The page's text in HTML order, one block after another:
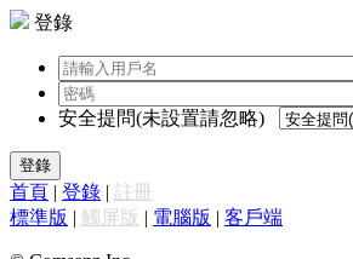
登錄
安全提問(未設置請忽略)
登錄
首頁 | 登錄 | 註冊
標準版 | 觸屏版 | 電腦版 | 客戶端